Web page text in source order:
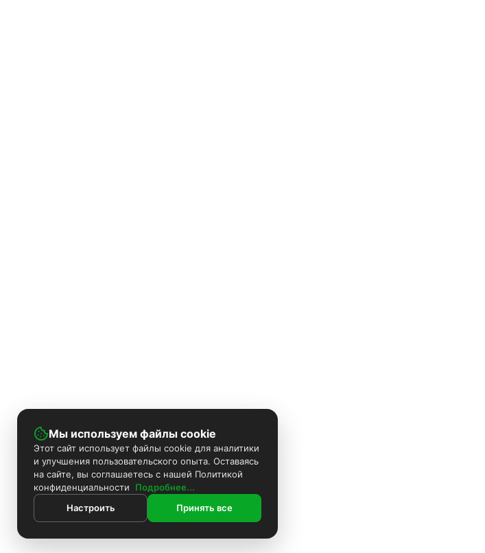
Мы используем файлы cookie
Этот сайт использует файлы cookie для аналитики
и улучшения пользовательского опыта. Оставаясь
на сайте, вы соглашаетесь с нашей Политикой
конфиденциальности
Подробнее...
Настроить
Принять все